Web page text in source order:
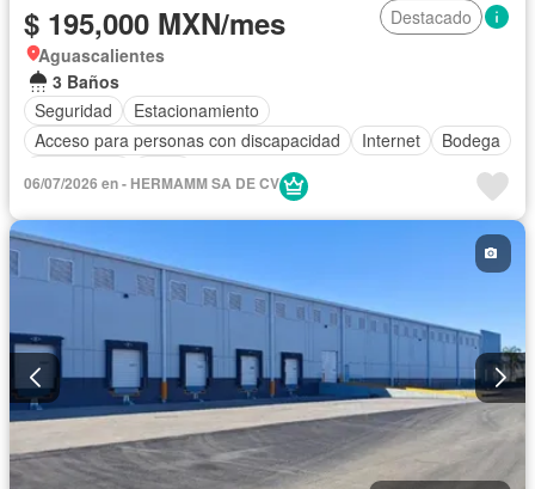
$ 195,000 MXN/mes
Destacado
Aguascalientes
3 Baños
Seguridad
Estacionamiento
Acceso para personas con discapacidad
Internet
Bodega
06/07/2026 en - HERMAMM SA DE CV